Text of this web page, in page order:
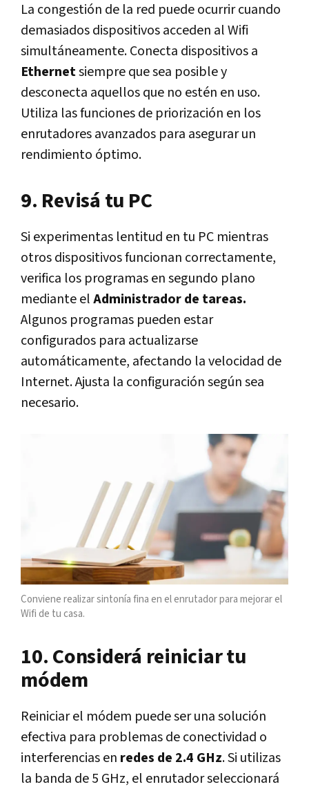
La congestión de la red puede ocurrir cuando
demasiados dispositivos acceden al Wifi
simultáneamente. Conecta dispositivos a
Ethernetsiempre que sea posible y
desconecta aquellos que no estén en uso.
Utiliza las funciones de priorización en los
enrutadores avanzados para asegurar un
rendimiento óptimo.
9. Revisá tu PC
Si experimentas lentitud en tu PC mientras
otros dispositivos funcionan correctamente,
verifica los programas en segundo plano
mediante elAdministrador de tareas.
Algunos programas pueden estar
configurados para actualizarse
automáticamente, afectando la velocidad de
Internet. Ajusta la configuración según sea
necesario.
Conviene realizar sintonía fina en el enrutador para mejorar el
Wifi de tu casa.
10. Considerá reiniciar tu
módem
Reiniciar el módem puede ser una solución
efectiva para problemas de conectividad o
interferencias en redes de 2.4 GHz. Si utilizas
la banda de 5 GHz, el enrutador seleccionará